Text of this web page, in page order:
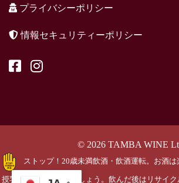
プライバシーポリシー
情報セキュリティーポリシー
© 2026 TAMBA WINE
ストップ！20歳未満飲酒・飲酒運転。お酒は
授乳期の飲酒はやめましょう。飲んだ後はリサイ